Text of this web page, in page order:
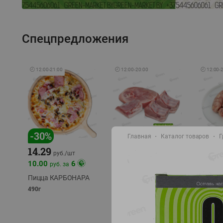
Спецпредложения
🕘 12:00-21:00
-30%
14.29 руб./шт
10.00 руб. за 6
Пицца КАРБОНАРА
490г
🕘 12:00-20:00
полуфабрикат,
охлажденный 1 кг
🕘 12:00-
-17%
охлажд
Главная Каталог товаров